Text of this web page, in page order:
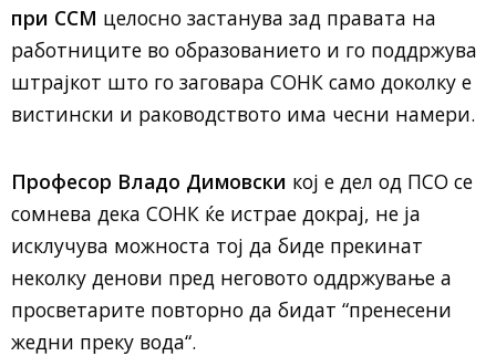
при ССМ целосно застанува зад правата на
работниците во образованието и го поддржува
штрајкот што го заговара СОНК само доколку е
вистински и раководството има чесни намери.
Професор Владо Димовски кој е дел од ПСО се
сомнева дека СОНК ќе истрае докрај, не ја
исклучува можноста тој да биде прекинат
неколку денови пред неговото оддржување а
просветарите повторно да бидат “пренесени
жедни преку вода“.